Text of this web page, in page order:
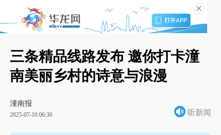
三条精品线路发布 邀你打卡潼
南美丽乡村的诗意与浪漫
潼南报
2025-07-10 06:30 听新闻